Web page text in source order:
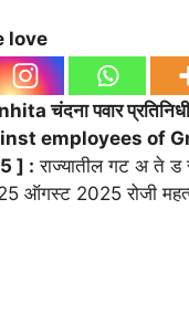
love
चंदना पवार
employees of
] : राज्यातील गट अ ते ड
ऑगस्ट 2025 रोजी